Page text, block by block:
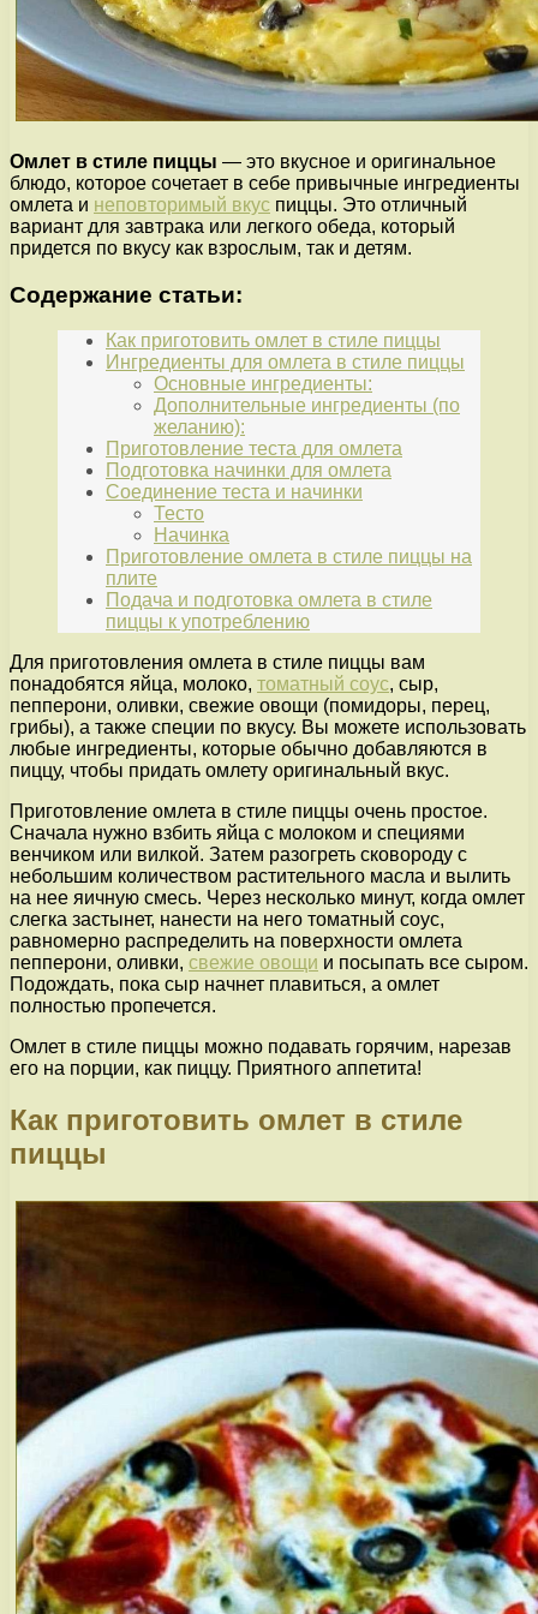
Омлет в стиле пиццы — это вкусное и оригинальное
блюдо, которое сочетает в себе привычные ингредиенты
омлета и неповторимый вкус пиццы. Это отличный
вариант для завтрака или легкого обеда, который
придется по вкусу как взрослым, так и детям.
Содержание статьи:
Как приготовить омлет в стиле пиццы
Ингредиенты для омлета в стиле пиццы
Основные ингредиенты:
Дополнительные ингредиенты (по
желанию):
Приготовление теста для омлета
Подготовка начинки для омлета
Соединение теста и начинки
Тесто
Начинка
Приготовление омлета в стиле пиццы на
плите
Подача и подготовка омлета в стиле
пиццы к употреблению
Для приготовления омлета в стиле пиццы вам
понадобятся яйца, молоко, томатный соус, сыр,
пепперони, оливки, свежие овощи (помидоры, перец,
грибы), а также специи по вкусу. Вы можете использовать
любые ингредиенты, которые обычно добавляются в
пиццу, чтобы придать омлету оригинальный вкус.
Приготовление омлета в стиле пиццы очень простое.
Сначала нужно взбить яйца с молоком и специями
венчиком или вилкой. Затем разогреть сковороду с
небольшим количеством растительного масла и вылить
на нее яичную смесь. Через несколько минут, когда омлет
слегка застынет, нанести на него томатный соус,
равномерно распределить на поверхности омлета
пепперони, оливки, свежие овощи и посыпать все сыром.
Подождать, пока сыр начнет плавиться, а омлет
полностью пропечется.
Омлет в стиле пиццы можно подавать горячим, нарезав
его на порции, как пиццу. Приятного аппетита!
Как приготовить омлет в стиле
пиццы